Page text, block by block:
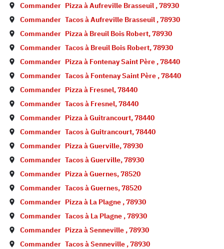
Commander Pizza àAufreville Brasseuil ,78930
Commander Tacos àAufreville Brasseuil ,78930
Commander Pizza à Breuil Bois Robert,78930
Commander Tacos à Breuil Bois Robert,78930
Commander Pizza à Fontenay Saint Père ,78440
Commander Tacos à Fontenay Saint Père ,78440
Commander Pizza à Fresnel,78440
Commander Tacos à Fresnel,78440
Commander Pizza àGuitrancourt,78440
Commander Tacos àGuitrancourt,78440
Commander Pizza àGuerville,78930
Commander Tacos àGuerville,78930
Commander Pizza àGuernes,78520
Commander Tacos àGuernes,78520
Commander Pizza à La Plagne ,78930
Commander Tacos à La Plagne ,78930
Commander Pizza àSenneville ,78930
Commander Tacos àSenneville ,78930